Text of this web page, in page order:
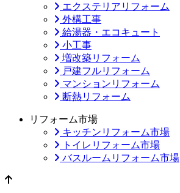
エクステリアリフォーム
外構工事
給湯器・エコキュート
小工事
増改築リフォーム
戸建フルリフォーム
マンションリフォーム
断熱リフォーム
リフォーム市場
キッチンリフォーム市場
トイレリフォーム市場
バスルームリフォーム市場
ページのトップへ